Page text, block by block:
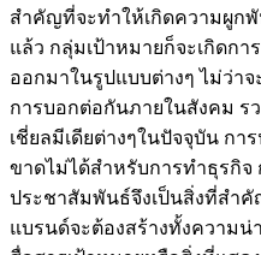
สำคัญที่จะทำให้เกิดความผูก
แล้ว กลุ่มเป้าหมายก็จะเกิดก
ออกมาในรูปแบบต่างๆ ไม่ว่า
การบอกต่อกันภายในสังคม ร
เชี่ยลมีเดียต่างๆในปัจจุบัน ก
ขาดไม่ได้สำหรับการทำธุรกิ
ประชาสัมพันธ์จึงเป็นสิ่งที่สำ
แบรนด์จะต้องสร้างทั้งความน่